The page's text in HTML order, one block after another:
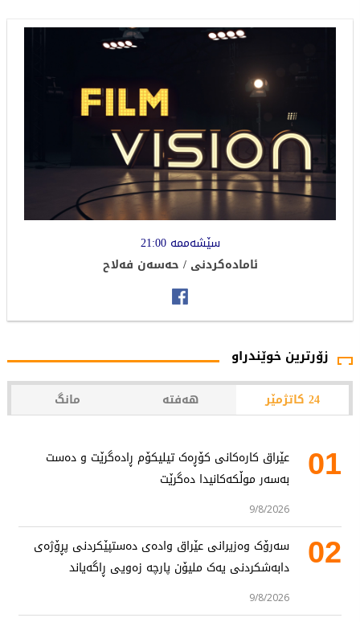
سێشەممە 21:00
ئامادەکردنى / حەسەن فەلاح
زۆرترین خوێندراو
24 کاتژمێر هەفتە مانگ
01
عێراق کارەکانی کۆڕەک تیلیکۆم ڕادەگرێت و دەست
بەسەر موڵکەکانیدا دەگرێت
9/8/2026
02
سەرۆک وەزیرانی عێراق وادەی دەستپێکردنی پڕۆژەی
دابەشکردنی یەک ملیۆن پارچە زەویی ڕاگەیاند
9/8/2026